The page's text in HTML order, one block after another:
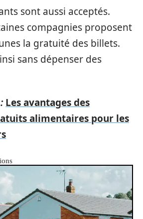
sont aussi acceptés.
compagnies proposent
la gratuité des billets.
sans dépenser des
Les avantages des
alimentaires pour les